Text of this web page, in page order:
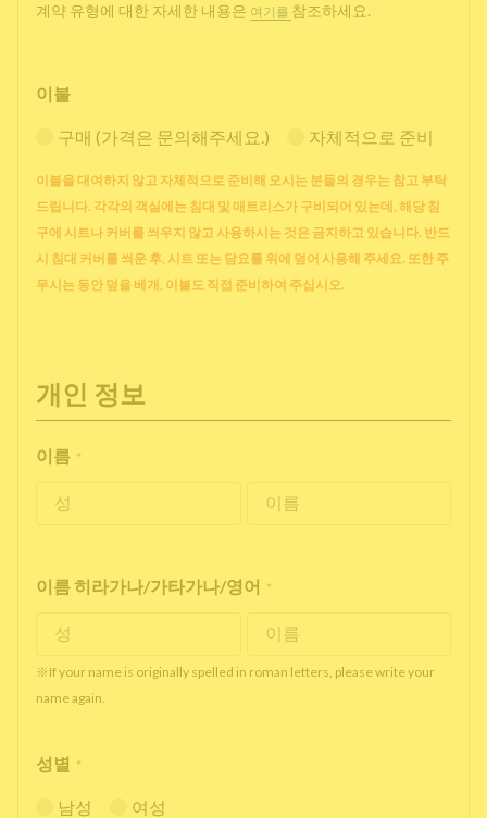
계약 유형에 대한 자세한 내용은 여기를 참조하세요.
이불
구매 (가격은 문의해주세요.) 자체적으로 준비
이불을 대여하지 않고 자체적으로 준비해 오시는 분들의 경우는 참고 부탁
드립니다. 각각의 객실에는 침대 및 매트리스가 구비되어 있는데, 해당 침
구에 시트나 커버를 씌우지 않고 사용하시는 것은 금지하고 있습니다. 반드
시 침대 커버를 씌운 후, 시트 또는 담요를 위에 덮어 사용해 주세요. 또한 주
무시는 동안 덮을 베개, 이불도 직접 준비하여 주십시오.
개인 정보
이름 *
이름 히라가나/가타가나/영어 *
※If your name is originally spelled in roman letters, please write your
name again.
성별 *
남성 여성